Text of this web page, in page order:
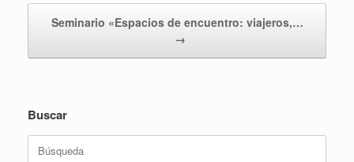
Seminario «Espacios de encuentro: viajeros,…
→
Buscar
Buscar: